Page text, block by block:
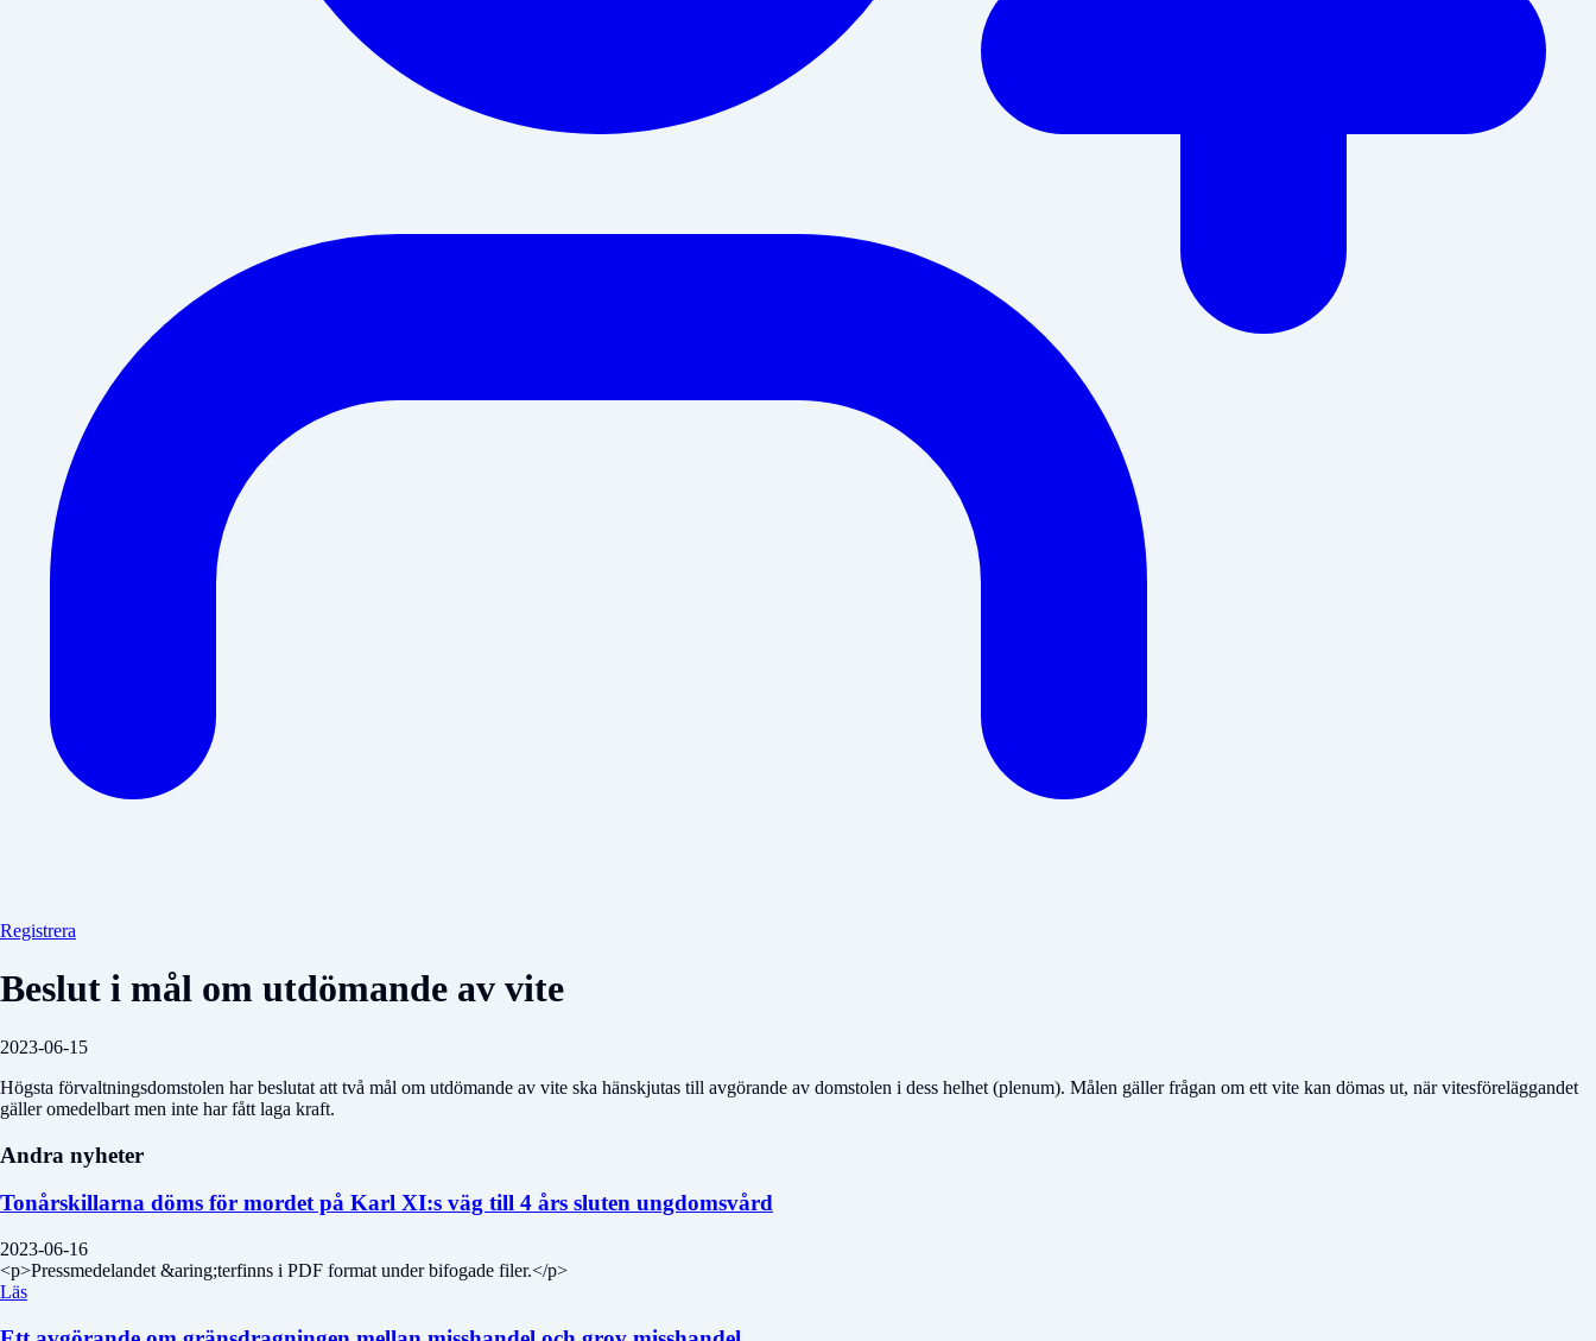
Registrera
Beslut i mål om utdömande av vite
2023-06-15
Högsta förvaltningsdomstolen har beslutat att två mål om utdömande av vite ska hänskjutas till avgörande av domstolen i dess helhet (plenum). Målen gäller frågan om ett vite kan dömas ut, när vitesföreläggandet
gäller omedelbart men inte har fått laga kraft.
Andra nyheter
Tonårskillarna döms för mordet på Karl XI:s väg till 4 års sluten ungdomsvård
2023-06-16
<p>Pressmedelandet &aring;terfinns i PDF format under bifogade filer.</p>
Läs